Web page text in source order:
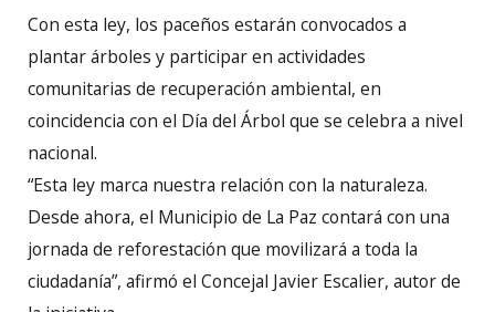
Con esta ley, los paceños estarán convocados a
plantar árboles y participar en actividades
comunitarias de recuperación ambiental, en
coincidencia con el Día del Árbol que se celebra a nivel
nacional.
“Esta ley marca nuestra relación con la naturaleza.
Desde ahora, el Municipio de La Paz contará con una
jornada de reforestación que movilizará a toda la
ciudadanía”, afirmó el Concejal Javier Escalier, autor de